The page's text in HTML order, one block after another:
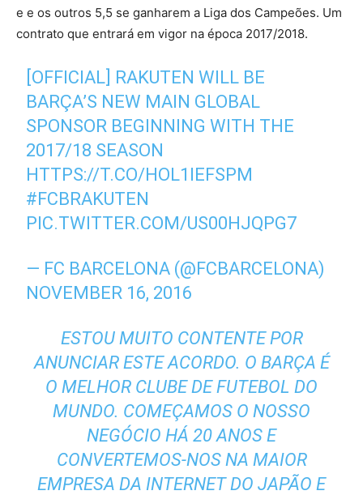
e e os outros 5,5 se ganharem a Liga dos Campeões. Um
contrato que entrará em vigor na época 2017/2018.
[OFFICIAL] RAKUTEN WILL BE
BARÇA’S NEW MAIN GLOBAL
SPONSOR BEGINNING WITH THE
2017/18 SEASON
HTTPS://T.CO/HOL1IEFSPM
#FCBRAKUTEN
PIC.TWITTER.COM/US00HJQPG7
— FC BARCELONA (@FCBARCELONA)
NOVEMBER 16, 2016
ESTOU MUITO CONTENTE POR
ANUNCIAR ESTE ACORDO. O BARÇA É
O MELHOR CLUBE DE FUTEBOL DO
MUNDO. COMEÇAMOS O NOSSO
NEGÓCIO HÁ 20 ANOS E
CONVERTEMOS-NOS NA MAIOR
EMPRESA DA INTERNET DO JAPÃO E